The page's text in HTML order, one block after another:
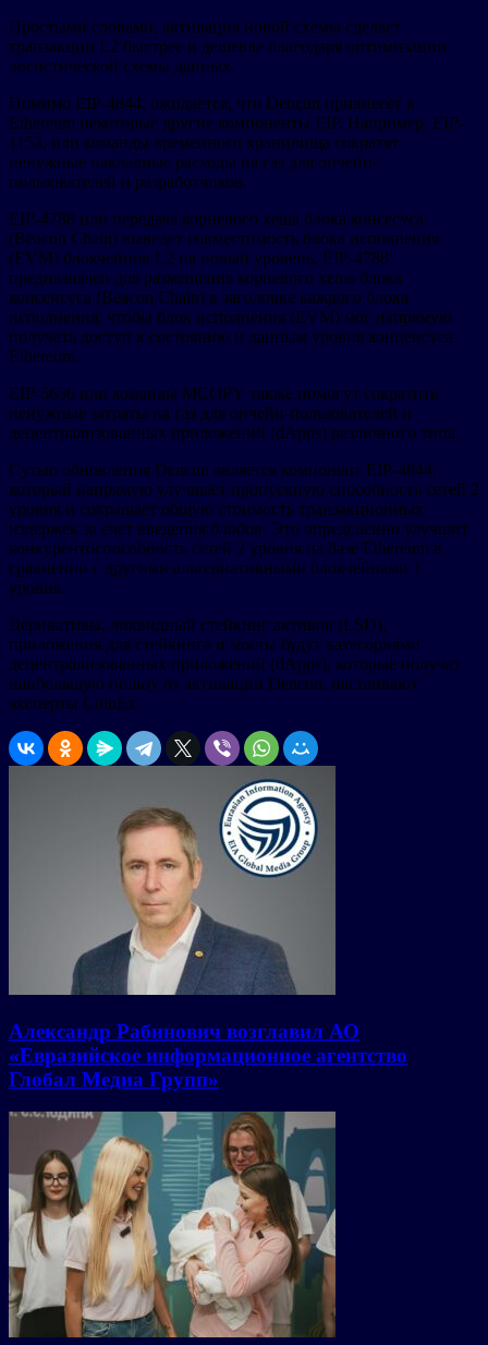
Простыми словами, активация новой схемы сделает
транзакции L2 быстрее и дешевле благодаря оптимизации
логистической схемы данных.
Помимо EIP-4844, ожидается, что Dencun привнесет в
Ethereum некоторые другие компоненты EIP. Например, EIP-
1153, или команды временного хранилища сократят
ненужные накладные расходы на газ для ончейн-
пользователей и разработчиков.
EIP-4788 или передача корневого хеша блока консесуса
(Beacon Chain) выведет совместимость блока исполнения
(EVM) блокчейнов L2 на новый уровень. EIP-4788
предназначен для размещения корневого хеша блока
консенсуса (Beacon Chain) в заголовке каждого блока
исполнения, чтобы блок исполнения (EVM) мог напрямую
получать доступ к состоянию и данным уровня конценсуса
Ethereum.
EIP-5656 или команды MCOPY также помогут сократить
ненужные затраты на газ для ончейн-пользователей и
децентрализованных приложений (dApps) различного типа.
Сутью обновления Dencun является компонент EIP-4844,
который напрямую улучшает пропускную способность сетей 2
уровня и сокращает общую стоимость транзакционных
издержек за счет введения блобов. Это определенно улучшит
конкурентоспособность сетей 2 уровня на базе Ethereum в
сравнении с другими альтернативными блокчейнами 1
уровня.
Деривативы, ликвидный стейкинг активов (LSD),
приложения для стейкинга и мосты будут категориями
децентрализованных приложений (dApps), которые получат
наибольшую пользу от активации Dencun, настаивают
эксперты CoinEx.
Александр Рабинович возглавил АО
«Евразийское информационное агентство
Глобал Медиа Групп»